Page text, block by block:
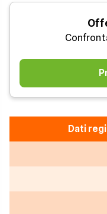
Dati